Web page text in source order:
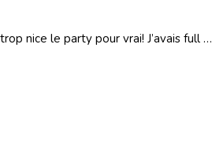
nice le party pour vrai! J’avais full …